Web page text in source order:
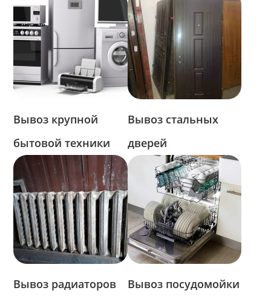
Вывоз крупной
бытовой техники
Вывоз стальных
дверей
Вывоз радиаторов
Вывоз посудомойки